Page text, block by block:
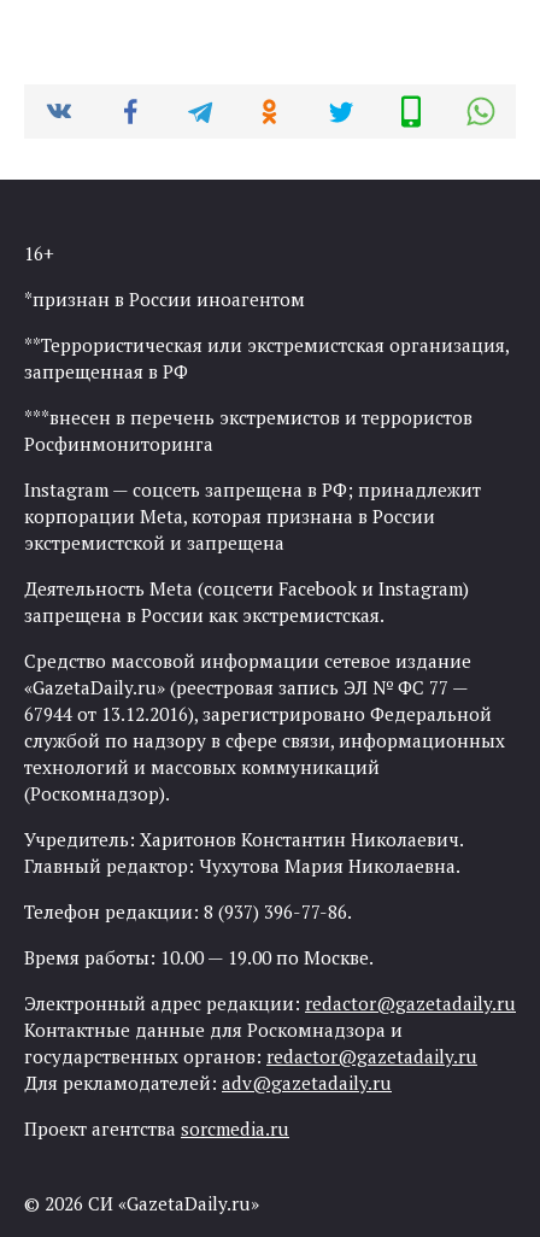
16+
*признан в России иноагентом
**Террористическая или экстремистская организация,
запрещенная в РФ
***внесен в перечень экстремистов и террористов
Росфинмониторинга
Instagram — соцсеть запрещена в РФ; принадлежит
корпорации Meta, которая признана в России
экстремистской и запрещена
Деятельность Meta (соцсети Facebook и Instagram)
запрещена в России как экстремистская.
Средство массовой информации сетевое издание
«GazetaDaily.ru» (реестровая запись ЭЛ № ФС 77 —
67944 от 13.12.2016), зарегистрировано Федеральной
службой по надзору в сфере связи, информационных
технологий и массовых коммуникаций
(Роскомнадзор).
Учредитель: Харитонов Константин Николаевич.
Главный редактор: Чухутова Мария Николаевна.
Телефон редакции: 8 (937) 396-77-86.
Время работы: 10.00 — 19.00 по Москве.
Электронный адрес редакции: redactor@gazetadaily.ru
Контактные данные для Роскомнадзора и
государственных органов: redactor@gazetadaily.ru
Для рекламодателей: adv@gazetadaily.ru
Проект агентства sorcmedia.ru
© 2026 СИ «GazetaDaily.ru»